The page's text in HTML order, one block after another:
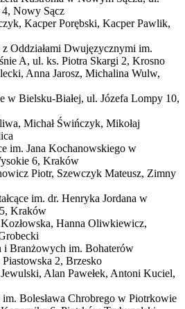
4, Nowy Sącz
Kacper Porębski, Kacper Pawlik,
Oddziałami Dwujęzycznymi im.
A, ul. ks. Piotra Skargi 2, Krosno
Anna Jarosz, Michalina Wulw,
w Bielsku-Białej, ul. Józefa Lompy 10,
Michał Świńczyk, Mikołaj
im. Jana Kochanowskiego w
6, Kraków
Piotr, Szewczyk Mateusz, Zimny
im. dr. Henryka Jordana w
Kraków
Hanna Oliwkiewicz,
i Branżowych im. Bohaterów
Piastowska 2, Brzesko
Alan Pawełek, Antoni Kuciel,
Bolesława Chrobrego w Piotrkowie